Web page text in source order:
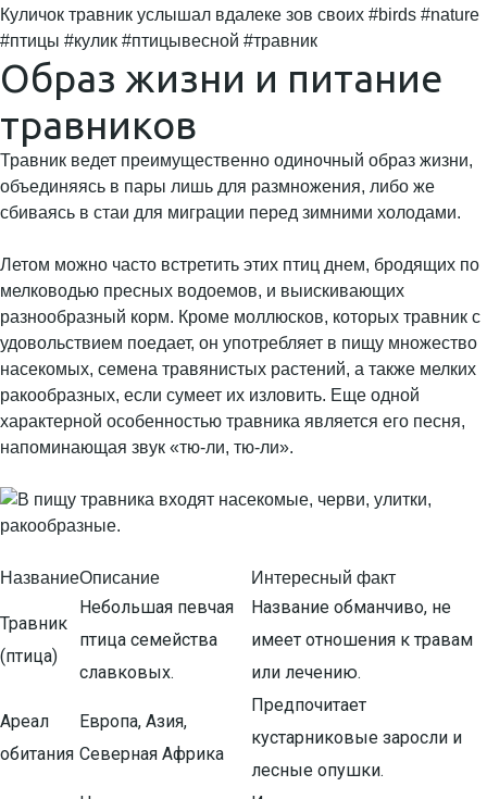
Куличок травник услышал вдалеке зов своих #birds #nature
#птицы #кулик #птицывесной #травник
Образ жизни и питание
травников
Травник ведет преимущественно одиночный образ жизни,
объединяясь в пары лишь для размножения, либо же
сбиваясь в стаи для миграции перед зимними холодами.
Летом можно часто встретить этих птиц днем, бродящих по
мелководью пресных водоемов, и выискивающих
разнообразный корм. Кроме моллюсков, которых травник с
удовольствием поедает, он употребляет в пищу множество
насекомых, семена травянистых растений, а также мелких
ракообразных, если сумеет их изловить. Еще одной
характерной особенностью травника является его песня,
напоминающая звук «тю-ли, тю-ли».
НазваниеОписание Интересный факт
Травник
(птица)
Небольшая певчая
птица семейства
славковых.
Название обманчиво, не
имеет отношения к травам
или лечению.
Ареал
обитания
Европа, Азия,
Северная Африка
Предпочитает
кустарниковые заросли и
лесные опушки.